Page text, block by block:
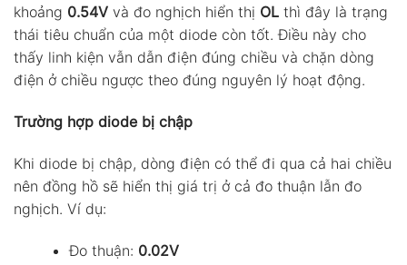
khoảng 0.54V và đo nghịch hiển thị OL thì đây là trạng
thái tiêu chuẩn của một diode còn tốt. Điều này cho
thấy linh kiện vẫn dẫn điện đúng chiều và chặn dòng
điện ở chiều ngược theo đúng nguyên lý hoạt động.
Trường hợp diode bị chập
Khi diode bị chập, dòng điện có thể đi qua cả hai chiều
nên đồng hồ sẽ hiển thị giá trị ở cả đo thuận lẫn đo
nghịch. Ví dụ:
Đo thuận: 0.02V